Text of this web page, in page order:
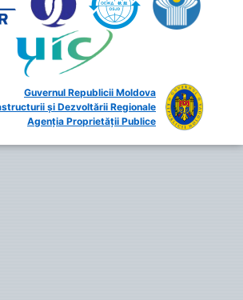
Guvernul Republicii Moldova
și Dezvoltării Regionale
Agenția Proprietății Publice